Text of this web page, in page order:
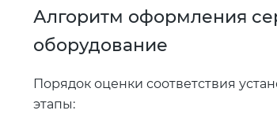
Алгоритм оформления
оборудование
Порядок оценки соответствия
этапы: